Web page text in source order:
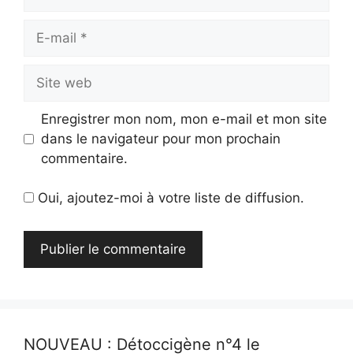
mail
web
Enregistrer mon nom, mon e-mail et mon site
dans le navigateur pour mon prochain
commentaire.
Oui, ajoutez-moi à votre liste de diffusion.
NOUVEAU : Détoccigène n°4 le